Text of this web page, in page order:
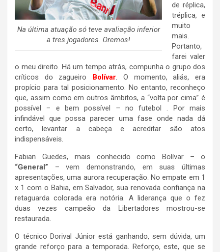
Na última atuação só teve avaliação inferior
a tres jogadores. Oremos!
de réplica,
tréplica, e
muito
mais.
Portanto,
farei valer
o meu direito. Há um tempo atrás, compunha o grupo dos
críticos do zagueiro Bolívar. O momento, aliás, era
propício para tal posicionamento. No entanto, reconheço
que, assim como em outros âmbitos, a “volta por cima” é
possível – e bem possível – no futebol . Por mais
infindável que possa parecer uma fase onde nada dá
certo, levantar a cabeça e acreditar são atos
indispensáveis.
Fabian Guedes, mais conhecido como Bolívar – o
“General” – vem demonstrando, em suas últimas
apresentações, uma aurora recuperação. No empate em 1
x 1 com o Bahia, em Salvador, sua renovada confiança na
retaguarda colorada era notória. A liderança que o fez
duas vezes campeão da Libertadores mostrou-se
restaurada.
O técnico Dorival Júnior está ganhando, sem dúvida, um
grande reforço para a temporada. Reforço, este, que se